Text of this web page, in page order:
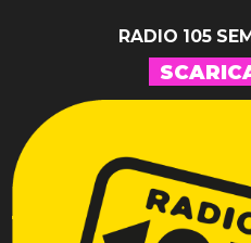
RADIO 105